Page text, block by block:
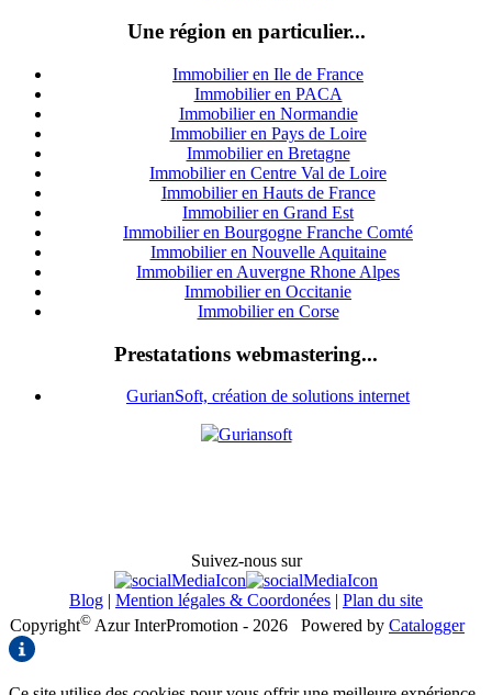
Une région en particulier...
Immobilier en Ile de France
Immobilier en PACA
Immobilier en Normandie
Immobilier en Pays de Loire
Immobilier en Bretagne
Immobilier en Centre Val de Loire
Immobilier en Hauts de France
Immobilier en Grand Est
Immobilier en Bourgogne Franche Comté
Immobilier en Nouvelle Aquitaine
Immobilier en Auvergne Rhone Alpes
Immobilier en Occitanie
Immobilier en Corse
Prestatations webmastering...
GurianSoft, création de solutions internet
Suivez-nous sur
Blog | Mention légales & Coordonées | Plan du site
Copyright© Azur InterPromotion - 2026 Powered by Catalogger